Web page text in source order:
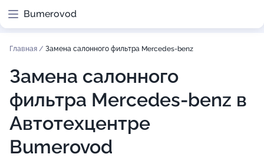
Bumerovod
Главная / Замена салонного фильтра Mercedes-benz
Замена салонного
фильтра Mercedes-benz в
Автотехцентре
Bumerovod